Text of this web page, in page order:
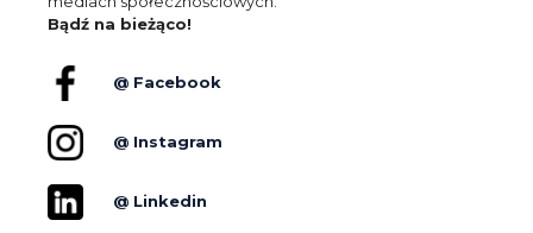
Bądź na bieżąco!
@ Facebook
@ Instagram
@ Linkedin